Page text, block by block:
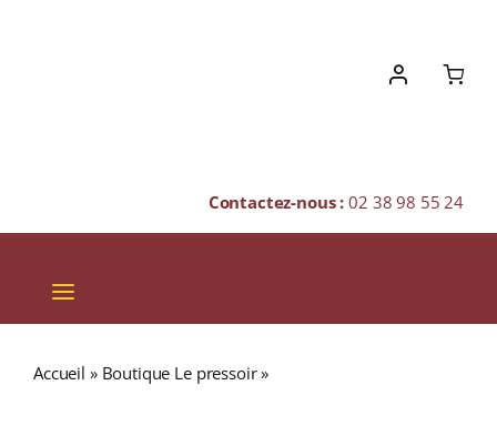
Contactez-nous :02 38 98 55 24
Toggle
Navigation
Accueil » Boutique Le pressoir»